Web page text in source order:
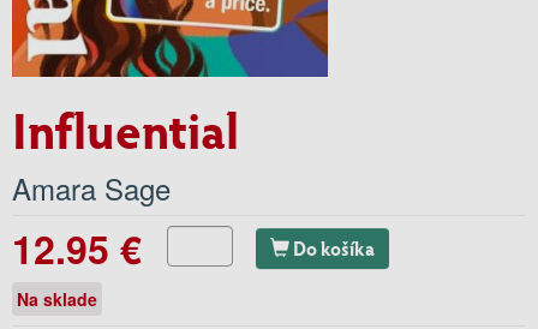
Influential
Amara Sage
12.95 € Do košíka
Na sklade